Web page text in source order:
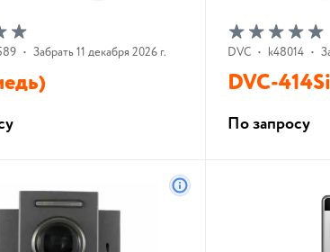
• Забрать 11 декабря 2026 г. DVC • k48014 •
DVC-
По запросу